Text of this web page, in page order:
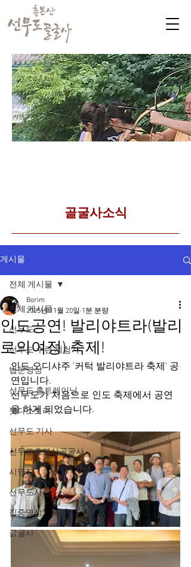
​골굴사소식
게시물
전체 게시물
선무도
선무도 수련 체험기
법문명상
선무도 홈트레이닝
붓다스토리
선무도 기사
선무도총본산골굴사
시명상
선무도사진
집중명상
골굴사
전체 게시물
인도공연! 발리야트라(발리
로의여정) 축제!
Borim
2025년 11월 20일 1분 분량
인도 오디샤주 '커턱 발리야트라 축제' 공
연입니다.
선무도가 처음으로 인도 축제에서 공연
을 하게 되었습니다.